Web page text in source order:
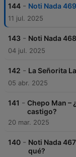
144 - Noti Nada
11 jul. 2025
143 - Noti Nada
04 jul. 2025
142 - La Señorita
05 abr. 2025
141 - Chepo Man –
castigo?
20 mar. 2025
140 - Noti Nada
qué?